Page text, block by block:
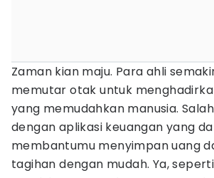
Zaman kian maju. Para ahli
memutar otak untuk
yang memudahkan manusia.
dengan aplikasi keuangan yang
membantumu menyimpan uang
tagihan dengan mudah. Ya, seperti